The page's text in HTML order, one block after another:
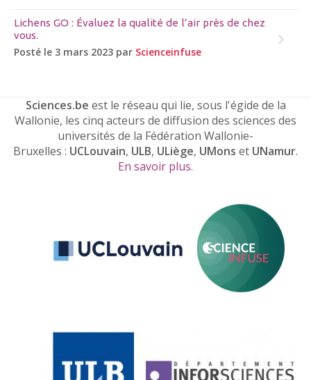
Lichens GO : Évaluez la qualité de l’air près de chez
vous.
Posté le 3 mars 2023 par Scienceinfuse
Sciences.be est le réseau qui lie, sous l'égide de la
Wallonie, les cinq acteurs de diffusion des sciences des
universités de la Fédération Wallonie-
Bruxelles : UCLouvain, ULB, ULiège, UMons et UNamur.
En savoir plus.